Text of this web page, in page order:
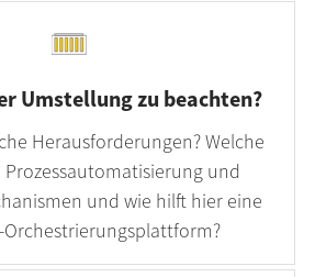
Umstellung zu beachten?
Herausforderungen? Welche
Prozessautomatisierung und
und wie hilft hier eine